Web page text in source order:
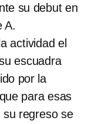
su debut en
A.
actividad el
escuadra
por la
para esas
regreso se